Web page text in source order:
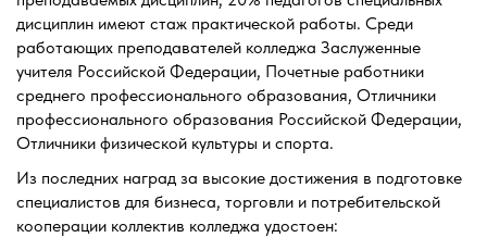
дисциплин имеют стаж практической работы. Среди
работающих преподавателей колледжа Заслуженные
учителя Российской Федерации, Почетные работники
среднего профессионального образования, Отличники
профессионального образования Российской Федерации,
Отличники физической культуры и спорта.
Из последних наград за высокие достижения в подготовке
специалистов для бизнеса, торговли и потребительской
кооперации коллектив колледжа удостоен: